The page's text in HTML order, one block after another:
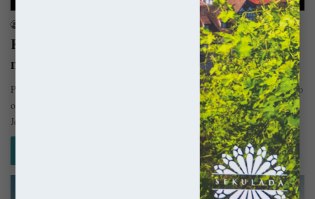
Kościół w Reszlu – Pod rozgwieżdżonym
nieboskłonem
Poświęcony świętym Apostołom Piotrowi i Pawłowi kościół w Reszlu, to
obok zamku biskupów warmińskich, najważniejszy zabytek tego miasta.
Jego historia…